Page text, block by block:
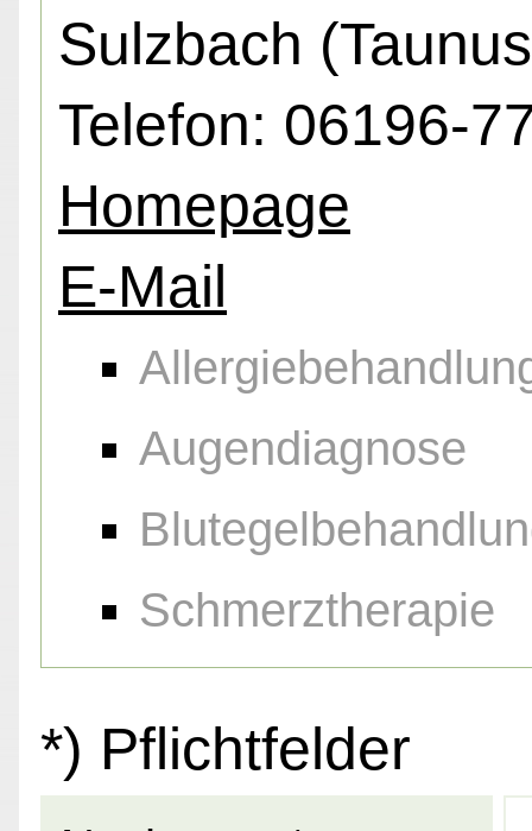
Sulzbach
Telefon: 06196-
Homepage
E-Mail
Augendiagnose
Schmerztherapie
*) Pflichtfelder